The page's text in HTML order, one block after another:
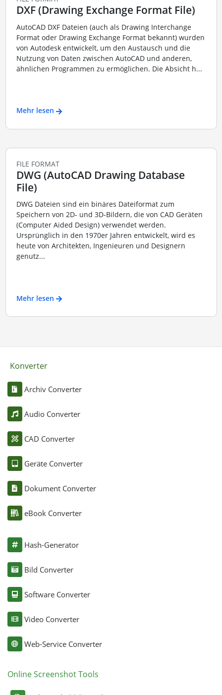
DXF (Drawing Exchange Format File)
AutoCAD DXF Dateien (auch als Drawing Interchange
Format oder Drawing Exchange Format bekannt) wurden
von Autodesk entwickelt, um den Austausch und die
Nutzung von Daten zwischen AutoCAD und anderen,
ähnlichen Programmen zu ermöglichen. Die Absicht h...
Mehr lesen
FILE FORMAT
DWG (AutoCAD Drawing Database
File)
DWG Dateien sind ein binäres Dateiformat zum
Speichern von 2D- und 3D-Bildern, die von CAD Geräten
(Computer Aided Design) verwendet werden.
Ursprünglich in den 1970er Jahren entwickelt, wird es
heute von Architekten, Ingenieuren und Designern
genutz...
Mehr lesen
Konverter
Archiv Converter
Audio Converter
CAD Converter
Geräte Converter
Dokument Converter
eBook Converter
Hash-Generator
Bild Converter
Software Converter
Video Converter
Web-Service Converter
Online Screenshot Tools